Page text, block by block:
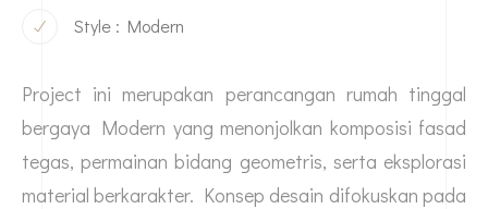
Style : Modern
Project ini merupakan perancangan rumah tinggal
bergaya Modern yang menonjolkan komposisi fasad
tegas, permainan bidang geometris, serta eksplorasi
material berkarakter. Konsep desain difokuskan pada